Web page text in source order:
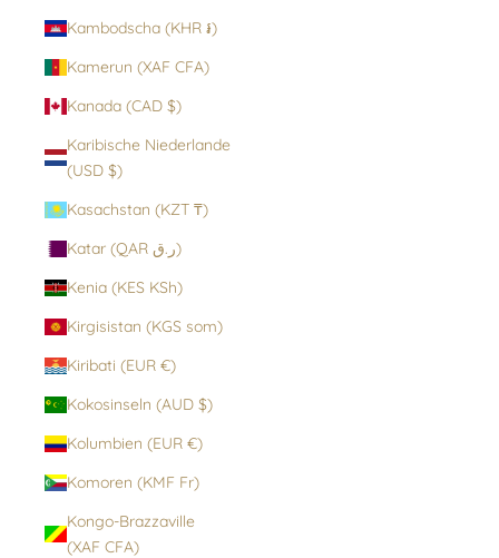
Kambodscha (KHR ៛)
Kamerun (XAF CFA)
Kanada (CAD $)
Karibische Niederlande
(USD $)
Kasachstan (KZT ₸)
Katar (QAR ر.ق)
Kenia (KES KSh)
Kirgisistan (KGS som)
Kiribati (EUR €)
Kokosinseln (AUD $)
Kolumbien (EUR €)
Komoren (KMF Fr)
Kongo-Brazzaville
(XAF CFA)